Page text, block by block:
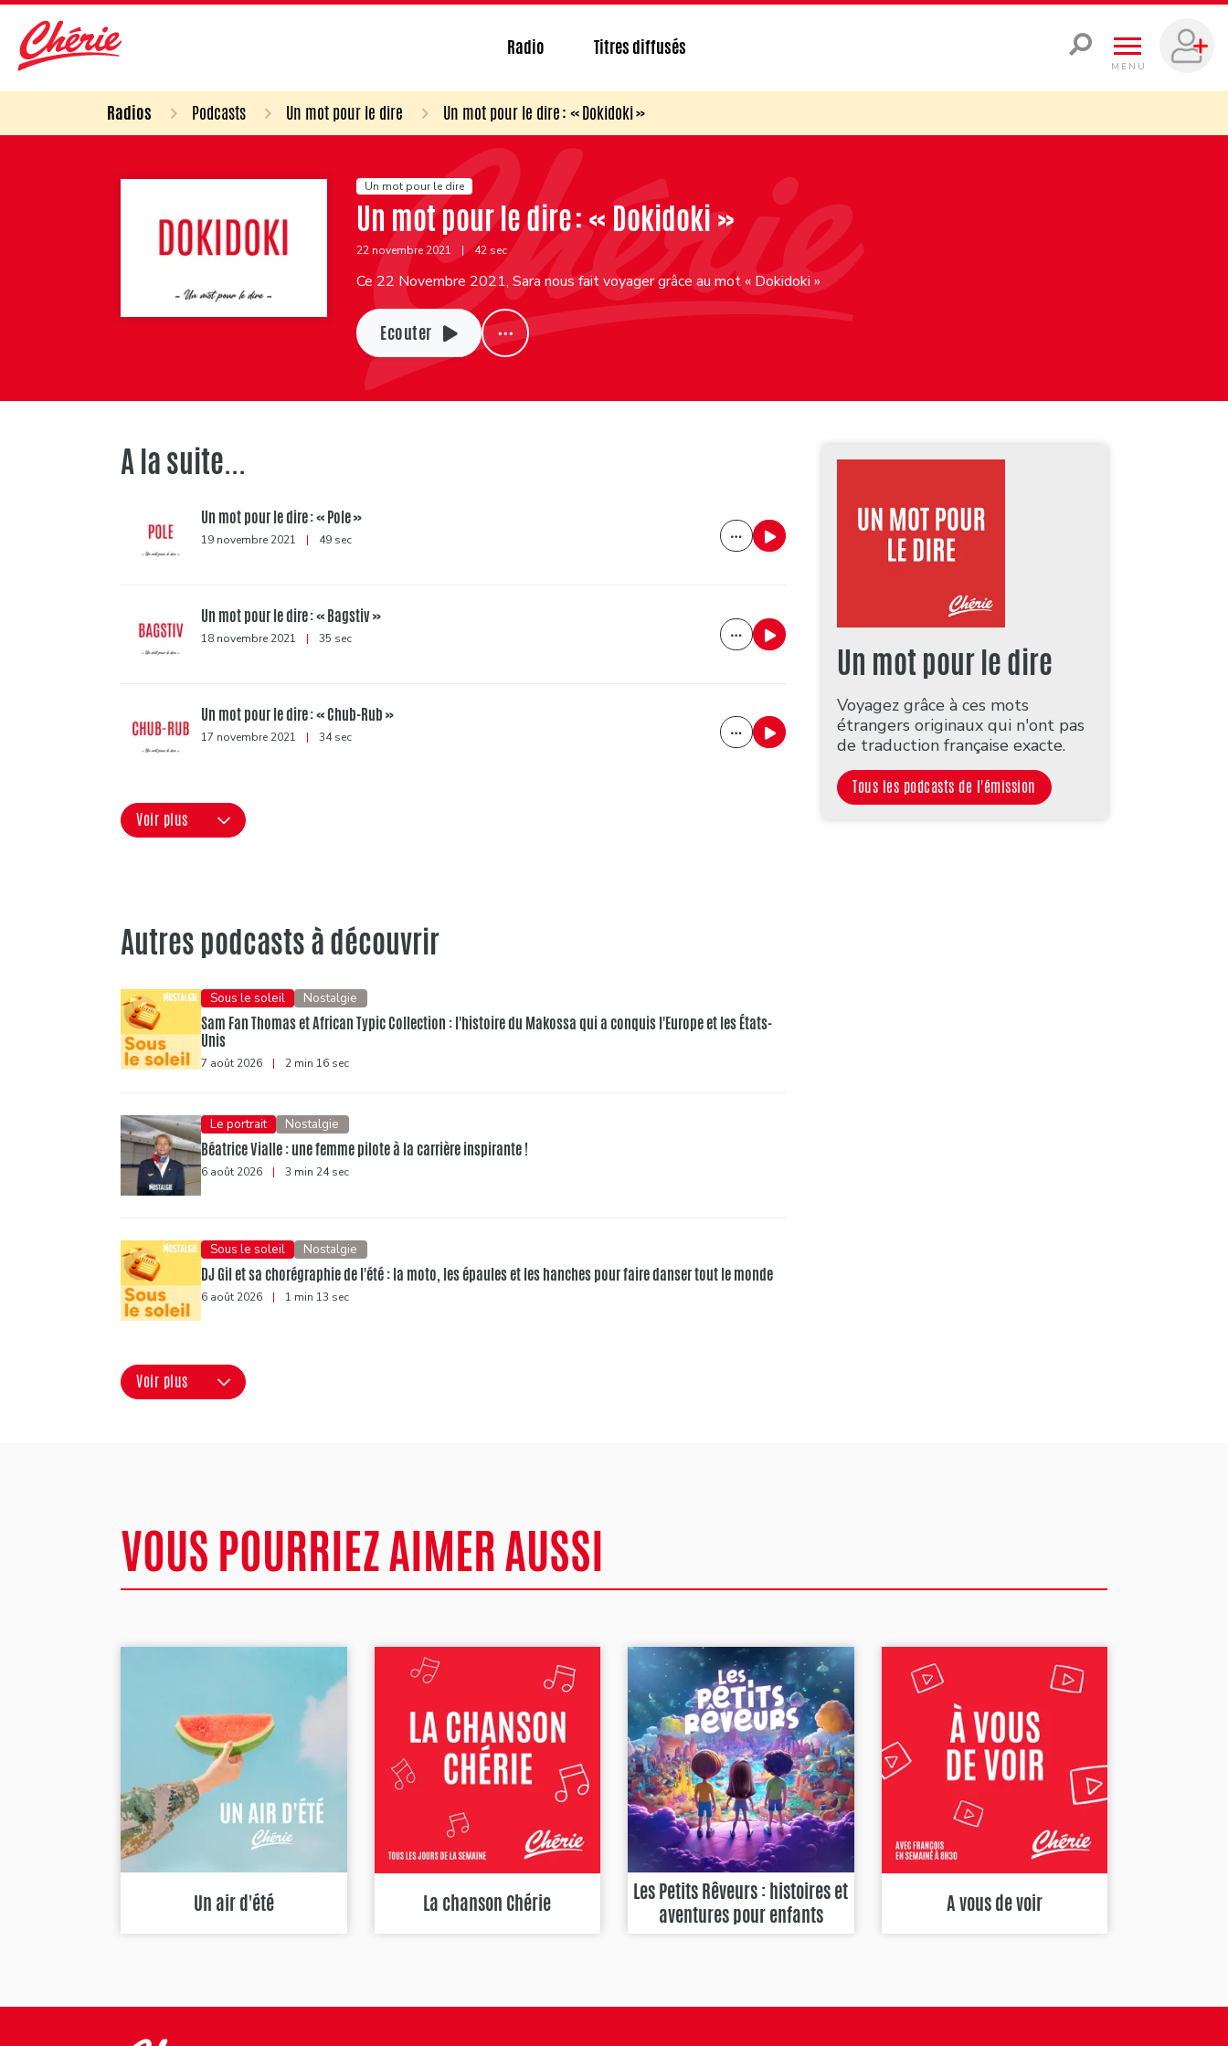
Radio Titres diffusés
MENU
Radios Podcasts Un mot pour le dire Un mot pour le dire : « Dokidoki »
Un mot pour le dire
Un mot pour le dire : « Dokidoki »
22 novembre 2021 | 42 sec
Ce 22 Novembre 2021, Sara nous fait voyager grâce au mot « Dokidoki »
Ecouter
A la suite...
Un mot pour le dire : « Pole »
19 novembre 2021 | 49 sec
Un mot pour le dire : « Bagstiv »
18 novembre 2021 | 35 sec
Un mot pour le dire : « Chub-Rub »
17 novembre 2021 | 34 sec
Voir plus
Un mot pour le dire
Voyagez grâce à ces mots
étrangers originaux qui n'ont pas
de traduction française exacte.
Tous les podcasts de l'émission
Autres podcasts à découvrir
Sous le soleil Nostalgie
Sam Fan Thomas et African Typic Collection : l'histoire du Makossa qui a conquis l'Europe et les États-
Unis
7 août 2026 | 2 min 16 sec
Le portrait Nostalgie
Béatrice Vialle : une femme pilote à la carrière inspirante !
6 août 2026 | 3 min 24 sec
Sous le soleil Nostalgie
DJ Gil et sa chorégraphie de l'été : la moto, les épaules et les hanches pour faire danser tout le monde
6 août 2026 | 1 min 13 sec
Voir plus
VOUS POURRIEZ AIMER AUSSI
Un air d'été La chanson Chérie
Les Petits Rêveurs : histoires et
aventures pour enfants
A vous de voir